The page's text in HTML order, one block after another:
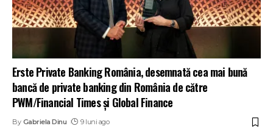
Erste Private Banking România, desemnată cea mai bună
bancă de private banking din România de către
PWM/Financial Times și Global Finance
By Gabriela Dinu 9 luni ago